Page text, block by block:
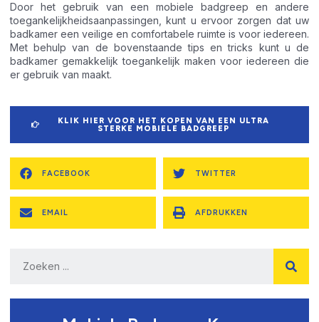
Door het gebruik van een mobiele badgreep en andere
toegankelijkheidsaanpassingen, kunt u ervoor zorgen dat uw
badkamer een veilige en comfortabele ruimte is voor iedereen.
Met behulp van de bovenstaande tips en tricks kunt u de
badkamer gemakkelijk toegankelijk maken voor iedereen die
er gebruik van maakt.
KLIK HIER VOOR HET KOPEN VAN EEN ULTRA
STERKE MOBIELE BADGREEP
FACEBOOK TWITTER
EMAIL AFDRUKKEN